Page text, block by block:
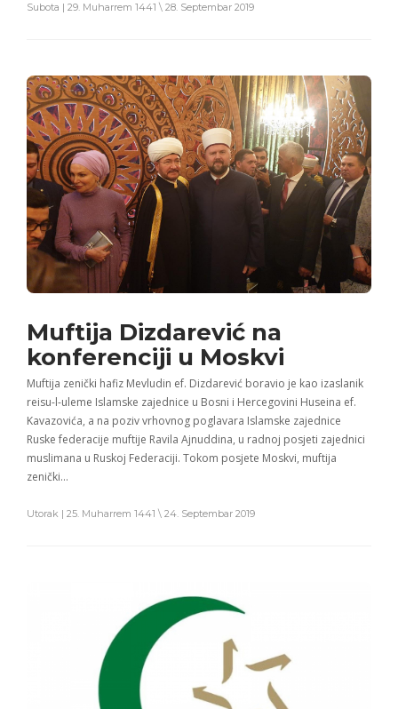
Subota | 29. Muharrem 1441 \ 28. Septembar 2019
Muftija Dizdarević na
konferenciji u Moskvi
Muftija zenički hafiz Mevludin ef. Dizdarević boravio je kao izaslanik
reisu-l-uleme Islamske zajednice u Bosni i Hercegovini Huseina ef.
Kavazovića, a na poziv vrhovnog poglavara Islamske zajednice
Ruske federacije muftije Ravila Ajnuddina, u radnoj posjeti zajednici
muslimana u Ruskoj Federaciji. Tokom posjete Moskvi, muftija
zenički…
Utorak | 25. Muharrem 1441 \ 24. Septembar 2019